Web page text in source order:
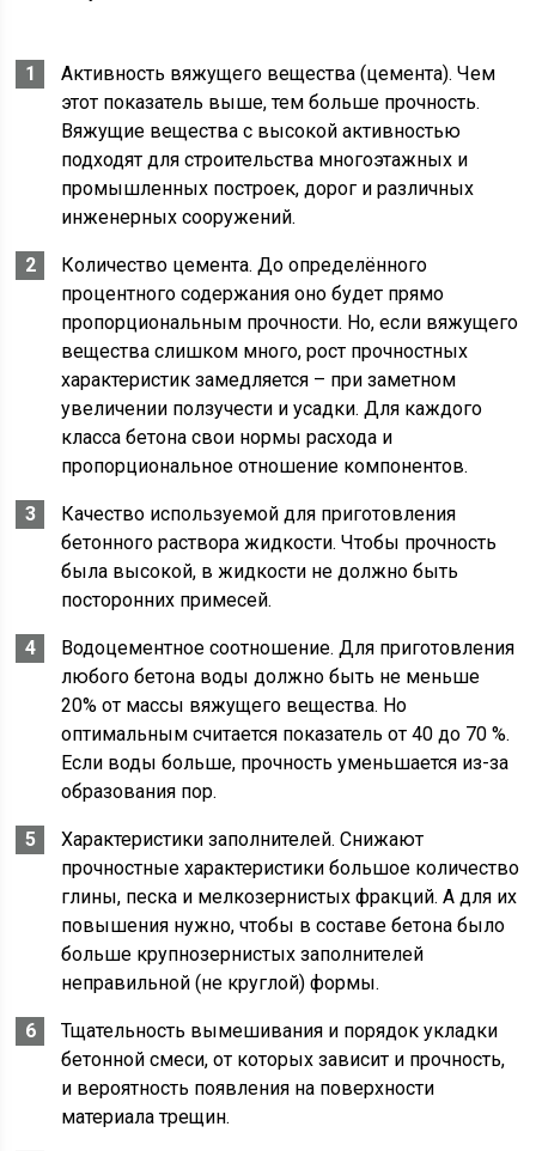
Активность вяжущего вещества (цемента). Чем
этот показатель выше, тем больше прочность.
Вяжущие вещества с высокой активностью
подходят для строительства многоэтажных и
промышленных построек, дорог и различных
инженерных сооружений.
Количество цемента. До определённого
процентного содержания оно будет прямо
пропорциональным прочности. Но, если вяжущего
вещества слишком много, рост прочностных
характеристик замедляется – при заметном
увеличении ползучести и усадки. Для каждого
класса бетона свои нормы расхода и
пропорциональное отношение компонентов.
Качество используемой для приготовления
бетонного раствора жидкости. Чтобы прочность
была высокой, в жидкости не должно быть
посторонних примесей.
Водоцементное соотношение. Для приготовления
любого бетона воды должно быть не меньше
20% от массы вяжущего вещества. Но
оптимальным считается показатель от 40 до 70 %.
Если воды больше, прочность уменьшается из-за
образования пор.
Характеристики заполнителей. Снижают
прочностные характеристики большое количество
глины, песка и мелкозернистых фракций. А для их
повышения нужно, чтобы в составе бетона было
больше крупнозернистых заполнителей
неправильной (не круглой) формы.
Тщательность вымешивания и порядок укладки
бетонной смеси, от которых зависит и прочность,
и вероятность появления на поверхности
материала трещин.